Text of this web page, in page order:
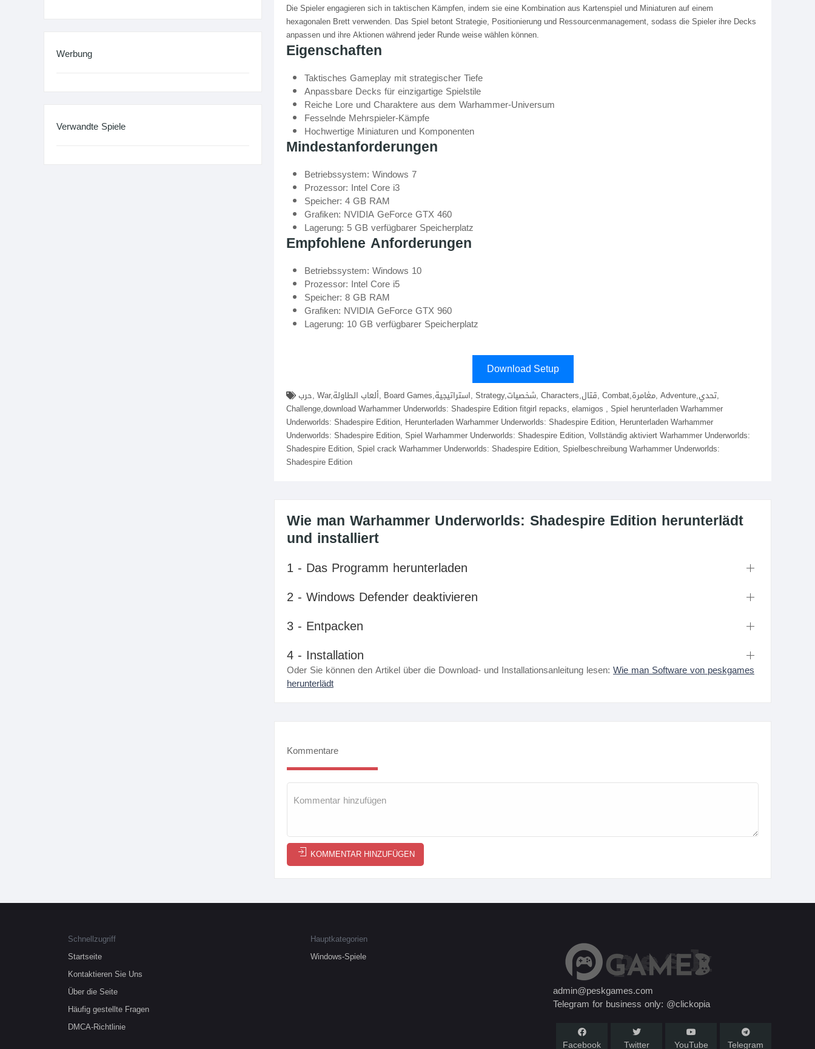
Die Spieler engagieren sich in taktischen Kämpfen, indem sie eine Kombination aus Kartenspiel und Miniaturen auf einem
hexagonalen Brett verwenden. Das Spiel betont Strategie, Positionierung und Ressourcenmanagement, sodass die Spieler ihre Decks
anpassen und ihre Aktionen während jeder Runde weise wählen können.
Eigenschaften
Taktisches Gameplay mit strategischer Tiefe
Anpassbare Decks für einzigartige Spielstile
Reiche Lore und Charaktere aus dem Warhammer-Universum
Fesselnde Mehrspieler-Kämpfe
Hochwertige Miniaturen und Komponenten
Mindestanforderungen
Betriebssystem: Windows 7
Prozessor: Intel Core i3
Speicher: 4 GB RAM
Grafiken: NVIDIA GeForce GTX 460
Lagerung: 5 GB verfügbarer Speicherplatz
Empfohlene Anforderungen
Betriebssystem: Windows 10
Prozessor: Intel Core i5
Speicher: 8 GB RAM
Grafiken: NVIDIA GeForce GTX 960
Lagerung: 10 GB verfügbarer Speicherplatz
Download Setup
Challenge,download Warhammer Underworlds: Shadespire Edition fitgirl repacks, elamigos , Spiel herunterladen Warhammer
Underworlds: Shadespire Edition, Herunterladen Warhammer Underworlds: Shadespire Edition, Herunterladen Warhammer
Underworlds: Shadespire Edition, Spiel Warhammer Underworlds: Shadespire Edition, Vollständig aktiviert Warhammer Underworlds:
Shadespire Edition, Spiel crack Warhammer Underworlds: Shadespire Edition, Spielbeschreibung Warhammer Underworlds:
Shadespire Edition
Wie man Warhammer Underworlds: Shadespire Edition herunterlädt
und installiert
1 - Das Programm herunterladen
2 - Windows Defender deaktivieren
3 - Entpacken
4 - Installation
Oder Sie können den Artikel über die Download- und Installationsanleitung lesen: Wie man Software von peskgames
herunterlädt
Kommentare
KOMMENTAR HINZUFÜGEN
Werbung
Verwandte Spiele
Schnellzugriff
Startseite
Kontaktieren Sie Uns
Über die Seite
Häufig gestellte Fragen
DMCA-Richtlinie
Hauptkategorien
Windows-Spiele
admin@peskgames.com
Telegram for business only: @clickopia
Facebook Twitter YouTube Telegram